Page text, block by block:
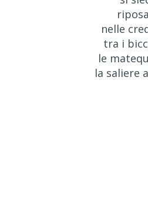
nelle
tra i
le
la saliere